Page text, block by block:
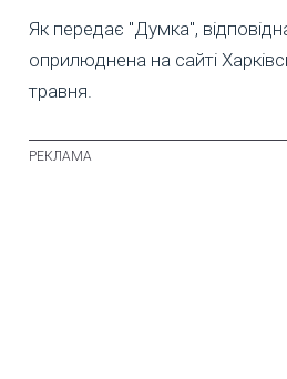
Як передає "Думка",
оприлюднена на сайті
травня.